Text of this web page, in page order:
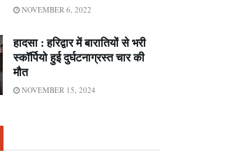
NOVEMBER 6, 2022
हादसा : हरिद्वार में बारातियों से भरी
स्कॉर्पियो हुई दुर्घटनाग्रस्त चार की
मौत
NOVEMBER 15, 2024